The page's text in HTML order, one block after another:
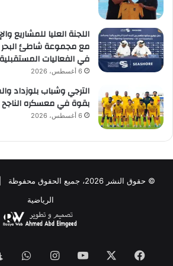
اللجنة العليا للمشاريع
مع مجموعة شاطئ البحر
في الفعاليات المستقبلية
6 أغسطس، 2026
الترجي وشباب بلوزداد
بقوة في معسكره
6 أغسطس، 2026
© حقوق النشر 2026، جميع
الرياضية
فيسبوك ‫YouTubeانستقرام